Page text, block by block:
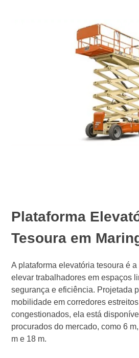
Plataforma
Tesoura em
A plataforma elevatória tesoura é
elevar trabalhadores em espaços
segurança e eficiência. Projetada
mobilidade em corredores
congestionados, ela está
procurados do mercado, como 6
m e 18 m.